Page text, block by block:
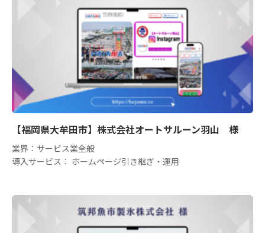
【福岡県大牟田市】株式会社オートサルーン羽山 様
業界：サービス業全般
導入サービス： ホームページ引き継ぎ・運用